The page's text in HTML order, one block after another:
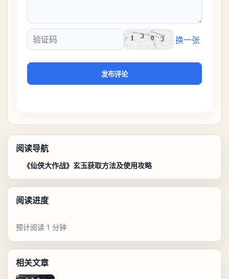
验证码
换一张
发布评论
阅读导航
《仙侠大作战》玄玉获取方法及使用攻略
阅读进度
预计阅读 1 分钟
相关文章